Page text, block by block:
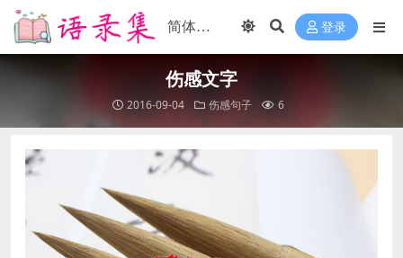
登录
伤感文字
2016-09-04 伤感句子 6